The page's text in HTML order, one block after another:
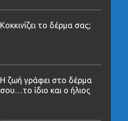
Κοκκινίζει το δέρμα σας;
Η ζωή γράφει στο δέρμα
σου…το ίδιο και ο ήλιος